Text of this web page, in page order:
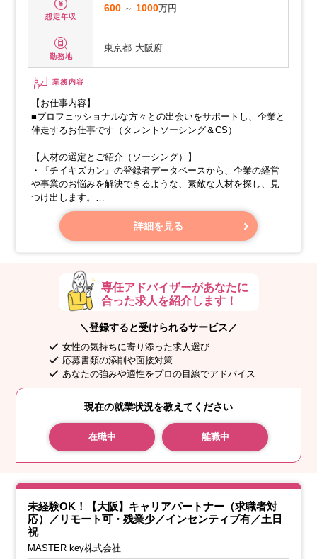
想定年収
600 ～ 1000万円
勤務地
東京都 大阪府
業務内容
【お仕事内容】
■プロフェッショナルな方々との出会いをサポートし、企業と
伴走するお仕事です（タレントソーシング＆CS）
【人材の選定とご紹介（ソーシング）】
・『チイキズカン』の登録者データベースから、企業の経営
や事業のお悩みを解決できるような、素敵な人材を探し、見
つけ出します。
・担当の営業さんや経営変革プロデューサーさんと協力しな
がら、企業様の希望にぴったりの候補者さんを選び、企業様
へご紹介いたします。
詳細を見る
専任アドバイザーがあなたに
合った求人を紹介します！
＼登録すると受けられるサービス／
女性の気持ちに寄り添った求人選び
応募書類の添削や面接対策
あなたの強みや適性をプロの目線でアドバイス
現在の就業状況を教えてください
在職中 離職中
未経験OK！【大阪】キャリアパートナー（求職者対
応）／リモート可・残業少／インセンティブ有／土日
祝
MASTER key株式会社